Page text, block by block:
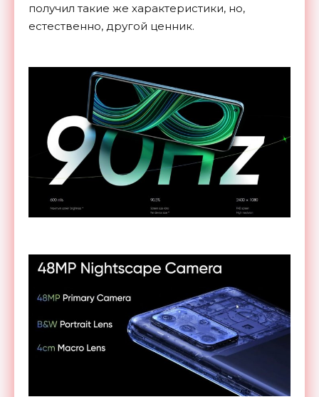
получил такие же характеристики, но,
естественно, другой ценник.